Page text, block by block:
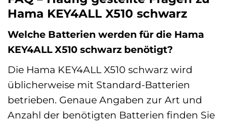
Hama KEY4ALL X510 schwarz
Welche Batterien werden für die Hama
KEY4ALL X510 schwarz benötigt?
Die Hama KEY4ALL X510 schwarz wird
üblicherweise mit Standard-Batterien
betrieben. Genaue Angaben zur Art und
Anzahl der benötigten Batterien finden Sie